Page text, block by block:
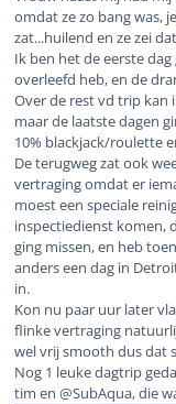
omdat ze zo bang was,
zat...huilend en ze zei
Ik ben het de eerste
overleefd heb, en de
Over de rest vd trip kan
maar de laatste dagen
10% blackjack/roulette
De terugweg zat ook
vertraging omdat er
moest een speciale
inspectiedienst komen,
ging missen, en heb
anders een dag in
in.
Kon nu paar uur later
flinke vertraging
wel vrij smooth dus dat
Nog 1 leuke dagtrip
tim en @SubAqua, die